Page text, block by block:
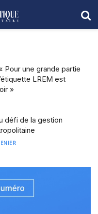
Pour une grande partie
LREM est
»
défi de la gestion